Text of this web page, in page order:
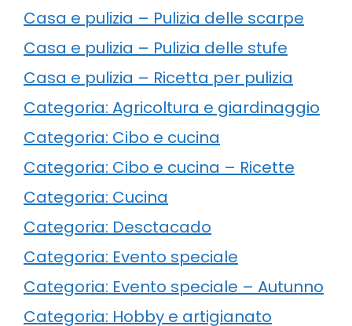
Casa e pulizia – Pulizia delle scarpe
Casa e pulizia – Pulizia delle stufe
Casa e pulizia – Ricetta per pulizia
Categoria: Agricoltura e giardinaggio
Categoria: Cibo e cucina
Categoria: Cibo e cucina – Ricette
Categoria: Cucina
Categoria: Desctacado
Categoria: Evento speciale
Categoria: Evento speciale – Autunno
Categoria: Hobby e artigianato